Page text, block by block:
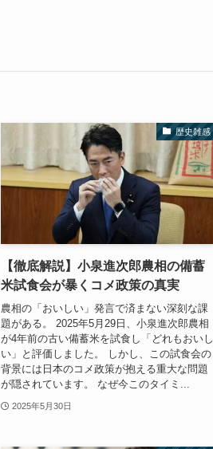
歴史雑感
【徹底解説】小泉進次郎農相の備蓄
米試食会が暴くコメ政策の真実
農相の「おいしい」発言で済まない深刻な課
題がある。 2025年5月29日、小泉進次郎農相
が4年前の古い備蓄米を試食し「どれもおいし
い」と評価しました。 しかし、この試食会の
背景には日本のコメ政策が抱える重大な問題
が隠されています。 なぜ今このタイミ...
2025年5月30日